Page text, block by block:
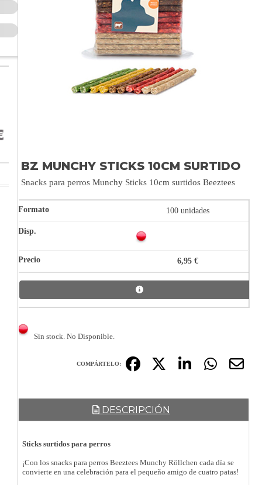
BZ MUNCHY STICKS 10CM SURTIDO
Snacks para perros Munchy Sticks 10cm surtidos Beeztees
100 unidades
6,95 €
Sin stock. No Disponible.
COMPÁRTELO:
DESCRIPCIÓN
Sticks surtidos para perros
¡Con los snacks para perros Beeztees Munchy Röllchen cada día se
convierte en una celebración para el pequeño amigo de cuatro patas!